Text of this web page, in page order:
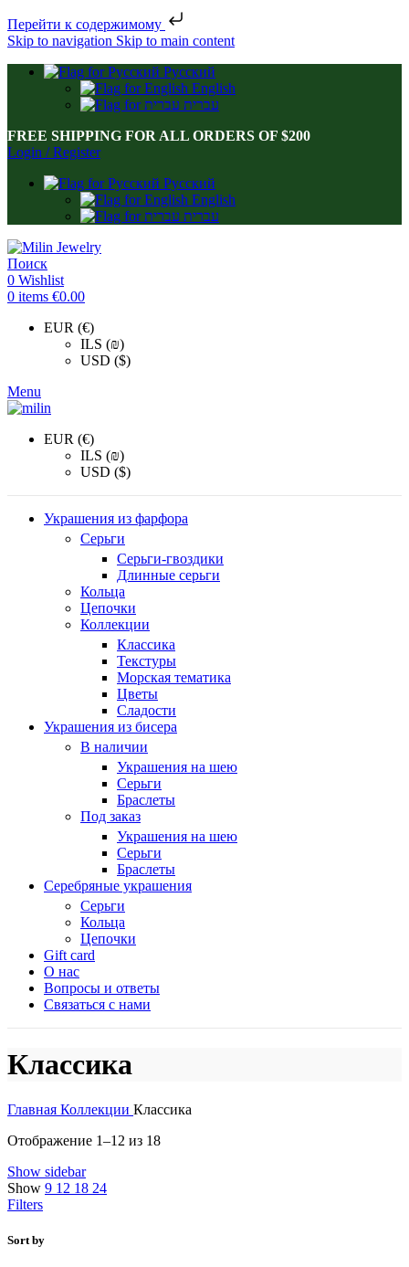
Перейти к содержимому
Skip to navigation Skip to main content
Русский
English
עברית
FREE SHIPPING FOR ALL ORDERS OF $200
Login / Register
Русский
English
עברית
Поиск
0 Wishlist
0 items €0.00
EUR (€)
ILS (₪)
USD ($)
Menu
EUR (€)
ILS (₪)
USD ($)
Украшения из фарфора
Серьги
Серьги-гвоздики
Длинные серьги
Кольца
Цепочки
Коллекции
Классика
Текстуры
Морская тематика
Цветы
Сладости
Украшения из бисера
В наличии
Украшения на шею
Серьги
Браслеты
Под заказ
Украшения на шею
Серьги
Браслеты
Серебряные украшения
Серьги
Кольца
Цепочки
Gift card
О нас
Вопросы и ответы
Связаться с нами
Классика
Главная Коллекции Классика
Отображение 1–12 из 18
Show sidebar
Show 9 12 18 24
Filters
Sort by